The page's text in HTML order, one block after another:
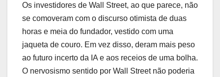
Os investidores de Wall Street, ao que parece, não
se comoveram com o discurso otimista de duas
horas e meia do fundador, vestido com uma
jaqueta de couro. Em vez disso, deram mais peso
ao futuro incerto da IA ​​e aos receios de uma bolha.
O nervosismo sentido por Wall Street não poderia